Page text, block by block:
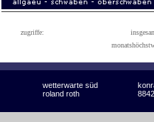
zugriffe:
wetterwarte süd
roland roth